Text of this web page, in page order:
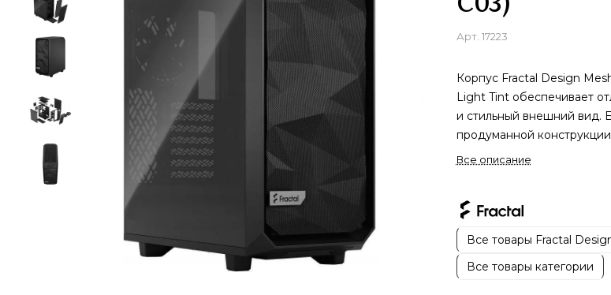
Арт. 17223
Корпус Fractal Design
Light Tint обеспечивает
и стильный внешний вид.
продуманной
компьютерный корпус
охлаждения могут легко
большому количеству
радиаторов. Эта
идеальным выбором для
Все описание
Все товары Fractal
Все товары категории